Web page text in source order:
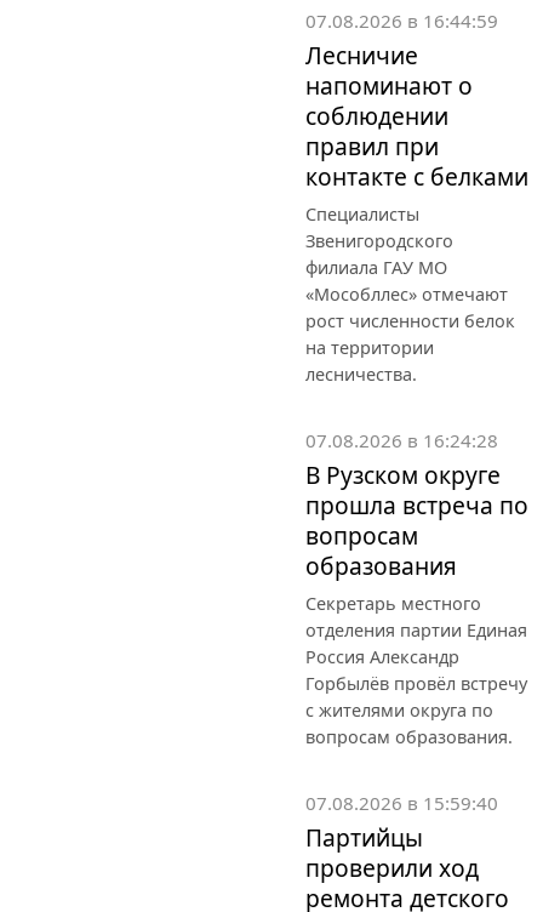
07.08.2026 в 16:44:59
Лесничие
напоминают о
соблюдении
правил при
контакте с белками
Специалисты
Звенигородского
филиала ГАУ МО
«Мособллес» отмечают
рост численности белок
на территории
лесничества.
07.08.2026 в 16:24:28
В Рузском округе
прошла встреча по
вопросам
образования
Секретарь местного
отделения партии Единая
Россия Александр
Горбылёв провёл встречу
с жителями округа по
вопросам образования.
07.08.2026 в 15:59:40
Партийцы
проверили ход
ремонта детского